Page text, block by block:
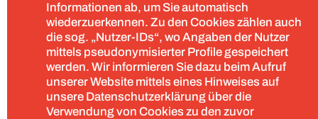
Informationen ab, um Sie automatisch
wiederzuerkennen. Zu den Cookies zählen auch
die sog. „Nutzer-IDs“, wo Angaben der Nutzer
mittels pseudonymisierter Profile gespeichert
werden. Wir informieren Sie dazu beim Aufruf
unserer Website mittels eines Hinweises auf
unsere Datenschutzerklärung über die
Verwendung von Cookies zu den zuvor